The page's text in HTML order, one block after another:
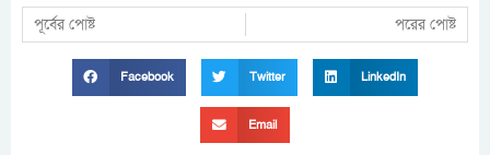
পূর্বের পোষ্ট পরের পোষ্ট
Facebook Twitter LinkedIn
Email